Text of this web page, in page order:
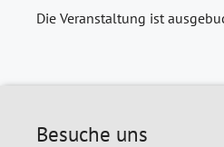
Die Veranstaltung ist
Besuche uns